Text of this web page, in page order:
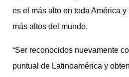
es el más alto en toda América
más altos del mundo.
“Ser reconocidos nuevamente
puntual de Latinoamérica y